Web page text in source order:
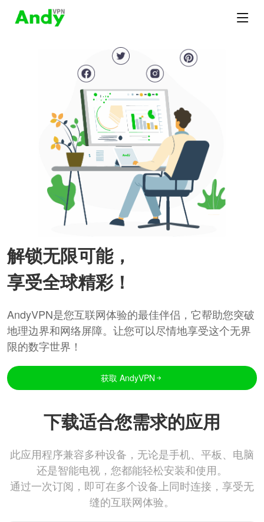
解锁无限可能，
享受全球精彩！
AndyVPN是您互联网体验的最佳伴侣，它帮助您突破
地理边界和网络屏障。让您可以尽情地享受这个无界
限的数字世界！
获取 AndyVPN
下载适合您需求的应用
此应用程序兼容多种设备，无论是手机、平板、电脑
还是智能电视，您都能轻松安装和使用。
通过一次订阅，即可在多个设备上同时连接，享受无
缝的互联网体验。